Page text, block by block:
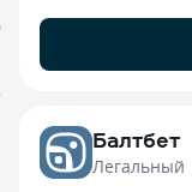
Балтбет
Легальный